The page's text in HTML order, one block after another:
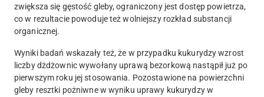
zwiększa się gęstość gleby, ograniczony jest dostęp powietrza,
co w rezultacie powoduje też wolniejszy rozkład substancji
organicznej.
Wyniki badań wskazały też, że w przypadku kukurydzy wzrost
liczby dżdżownic wywołany uprawą bezorkową nastąpił już po
pierwszym roku jej stosowania. Pozostawione na powierzchni
gleby resztki pożniwne w wyniku uprawy kukurydzy w